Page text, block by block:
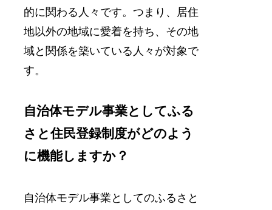
的に関わる人々です。つまり、居住
地以外の地域に愛着を持ち、その地
域と関係を築いている人々が対象で
す。
自治体モデル事業としてふる
さと住民登録制度がどのよう
に機能しますか？
自治体モデル事業としてのふるさと